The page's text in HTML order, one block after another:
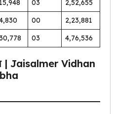
03
2,52,655
00
2,23,881
03 4,76,536
| Jaisalmer Vidhan